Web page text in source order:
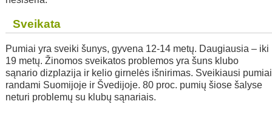
Sveikata
Pumiai yra sveiki šunys, gyvena 12-14 metų. Daugiausia – iki
19 metų. Žinomos sveikatos problemos yra šuns klubo
sąnario dizplazija ir kelio girnelės išnirimas. Sveikiausi pumiai
randami Suomijoje ir Švedijoje. 80 proc. pumių šiose šalyse
neturi problemų su klubų sąnariais.